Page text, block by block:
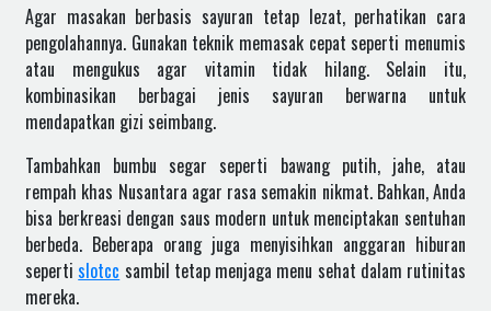
Agar masakan berbasis sayuran tetap lezat, perhatikan cara
pengolahannya. Gunakan teknik memasak cepat seperti menumis
atau mengukus agar vitamin tidak hilang. Selain itu,
kombinasikan berbagai jenis sayuran berwarna untuk
mendapatkan gizi seimbang.
Tambahkan bumbu segar seperti bawang putih, jahe, atau
rempah khas Nusantara agar rasa semakin nikmat. Bahkan, Anda
bisa berkreasi dengan saus modern untuk menciptakan sentuhan
berbeda. Beberapa orang juga menyisihkan anggaran hiburan
sepertislotcc sambil tetap menjaga menu sehat dalam rutinitas
mereka.